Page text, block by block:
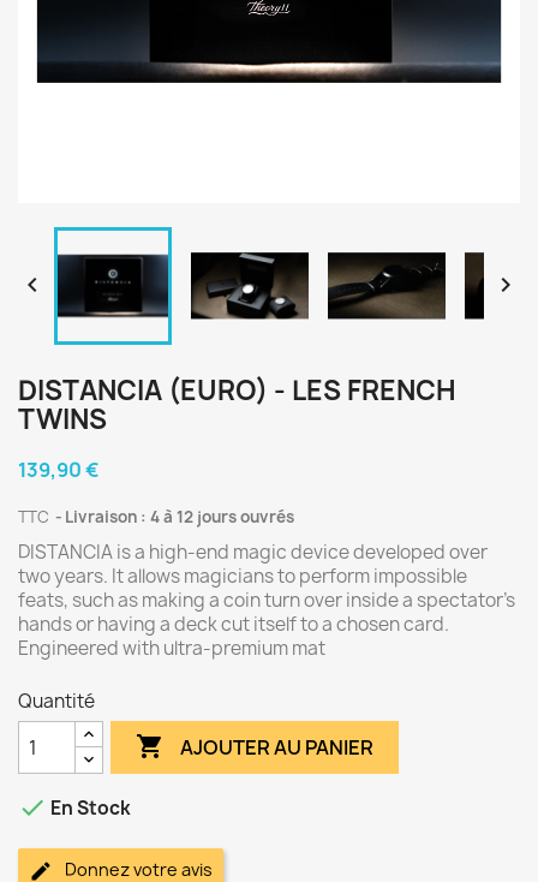
 
DISTANCIA (EURO) - LES FRENCH
TWINS
139,90 €
TTC Livraison : 4 à 12 jours ouvrés
DISTANCIA is a high-end magic device developed over
two years. It allows magicians to perform impossible
feats, such as making a coin turn over inside a spectator's
hands or having a deck cut itself to a chosen card.
Engineered with ultra-premium mat
Quantité
 AJOUTER AU PANIER
 En Stock
Donnez votre avis